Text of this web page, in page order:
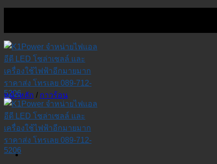
หน้าหลัก / กาวร้อน